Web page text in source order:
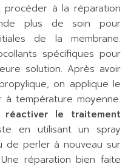
à la réparation
plus de soin pour
de la membrane.
spécifiques pour
solution. Après avoir
on applique le
température moyenne.
réactiver le traitement
en utilisant un spray
de perler à nouveau sur
réparation bien faite